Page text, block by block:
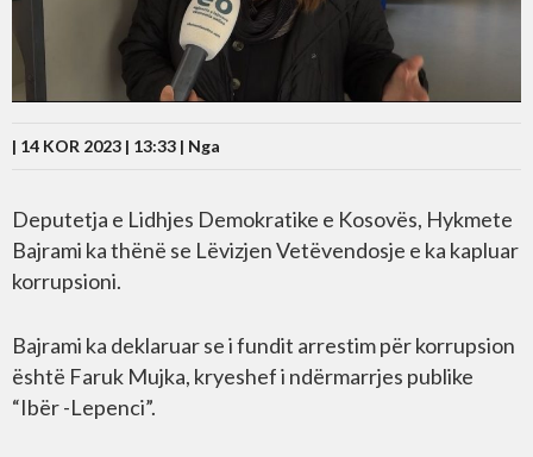
| 14 KOR 2023 | 13:33 | Nga
Deputetja e Lidhjes Demokratike e Kosovës, Hykmete
Bajrami ka thënë se Lëvizjen Vetëvendosje e ka kapluar
korrupsioni.
Bajrami ka deklaruar se i fundit arrestim për korrupsion
është Faruk Mujka, kryeshef i ndërmarrjes publike
“Ibër -Lepenci”.